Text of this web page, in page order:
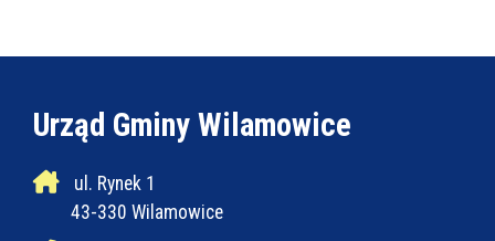
Urząd Gminy Wilamowice
ul. Rynek 1
43-330 Wilamowice